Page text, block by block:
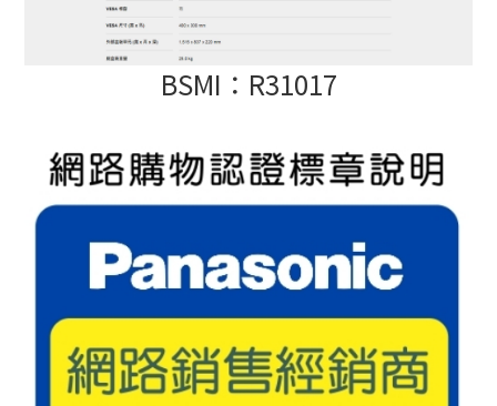
BSMI：R31017